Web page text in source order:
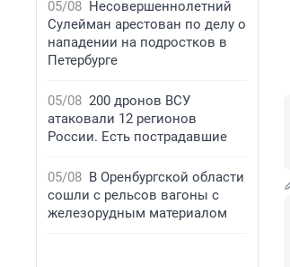
05/08 Несовершеннолетний
Сулейман арестован по делу о
нападении на подростков в
Петербурге
05/08 200 дронов ВСУ
атаковали 12 регионов
России. Есть пострадавшие
05/08 В Оренбургской области
сошли с рельсов вагоны с
железорудным материалом